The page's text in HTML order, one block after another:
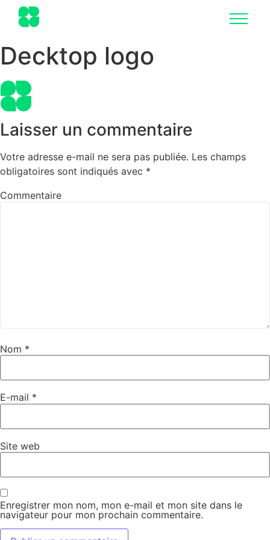
Decktop logo
Laisser un commentaire
Votre adresse e-mail ne sera pas publiée. Les champs
obligatoires sont indiqués avec *
Commentaire
Nom *
E-mail *
Site web
Enregistrer mon nom, mon e-mail et mon site dans le
navigateur pour mon prochain commentaire.